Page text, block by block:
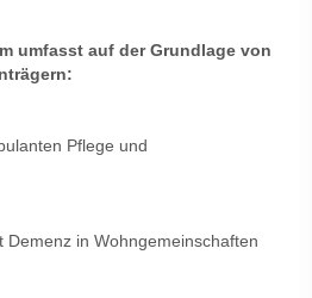
umfasst auf der Grundlage von
Pflege und
Demenz in Wohngemeinschaften